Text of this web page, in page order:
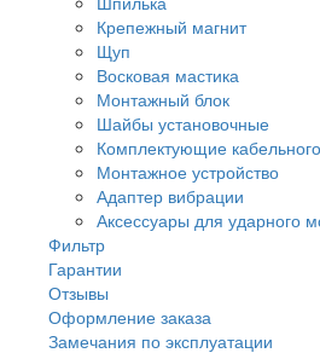
Крепежный магнит
Щуп
Восковая мастика
Монтажный блок
Шайбы установочные
Комплектующие
Монтажное устройство
Адаптер вибрации
Аксессуары для ударного
Фильтр
Гарантии
Отзывы
Оформление заказа
Замечания по эксплуатации